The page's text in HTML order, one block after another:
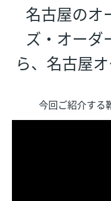
名古屋のオ
ズ・オーダ
ら、名古屋
今回ご紹介する